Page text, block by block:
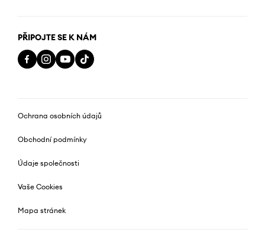
PŘIPOJTE SE K NÁM
Ochrana osobních údajů
Obchodní podmínky
Údaje společnosti
Vaše Cookies
Mapa stránek